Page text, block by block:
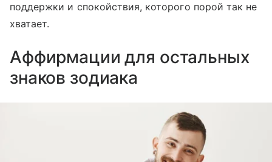
поддержки и спокойствия, которого порой так не
хватает.
Аффирмации для остальных
знаков зодиака